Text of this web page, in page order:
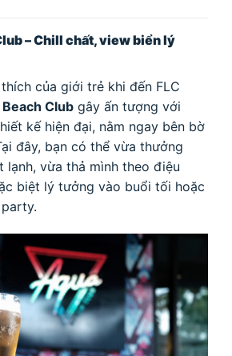
– Chill chất, view biển lý
của giới trẻ khi đến FLC
Club gây ấn tượng với
kế hiện đại, nằm ngay bên bờ
đây, bạn có thể vừa thưởng
vừa thả mình theo điệu
biệt lý tưởng vào buổi tối hoặc